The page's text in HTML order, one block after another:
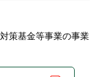
策基金等事業の事業